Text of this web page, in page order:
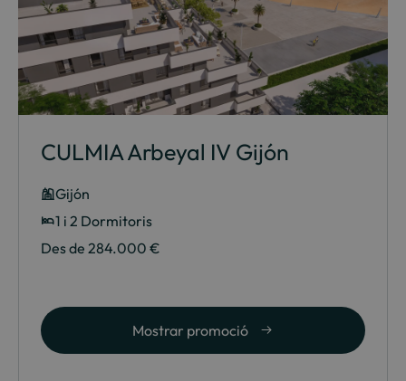
CULMIA Arbeyal IV Gijón
Gijón
1 i 2 Dormitoris
Des de 284.000 €
Mostrar promoció